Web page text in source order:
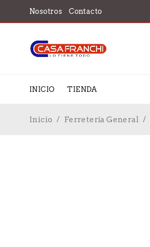
Nosotros Contacto
INICIO TIENDA
Inicio / Ferretería General /